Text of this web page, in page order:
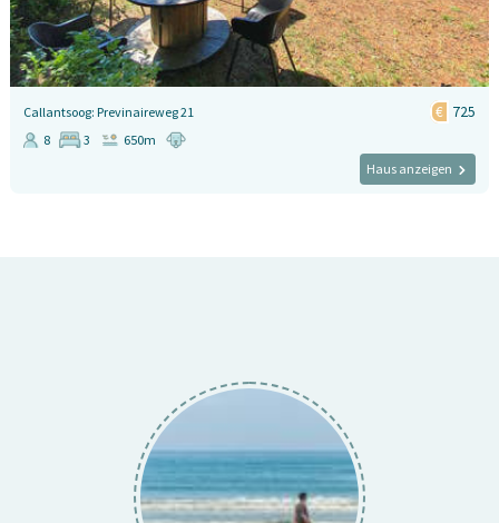
Callantsoog: Previnaireweg 21 725
8 3
650m
Haus anzeigen